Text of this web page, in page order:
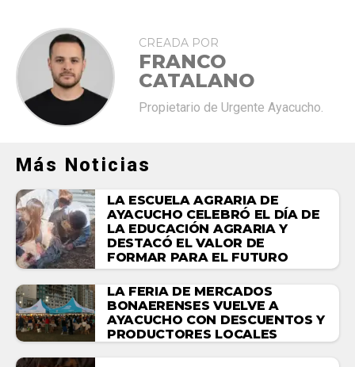
CREADA POR
FRANCO
CATALANO
Propietario de Urgente Ayacucho.
Más Noticias
LA ESCUELA AGRARIA DE
AYACUCHO CELEBRÓ EL DÍA DE
LA EDUCACIÓN AGRARIA Y
DESTACÓ EL VALOR DE
FORMAR PARA EL FUTURO
LA FERIA DE MERCADOS
BONAERENSES VUELVE A
AYACUCHO CON DESCUENTOS Y
PRODUCTORES LOCALES